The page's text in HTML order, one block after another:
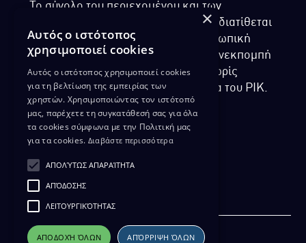
Το σύνολο του περιεχομένου και των
υπηρεσιών της ιστοσελίδας του ΡΙΚ διατίθεται
στους επισκέπτες αυστηρά για προσωπική
χρήση. Απαγορεύεται η χρήση ή επανεκπομπή
του, σε οποιοδήποτε μορφή, με ή χωρίς
επεξεργασία και χωρίς γραπτή άδεια του ΡΙΚ.
ΔΙΚΑΙΩΜΑ ΠΡΟΣΤΑΣΙΑΣ ΔΕΔΟΜΕΝΩΝ
ΔΙΑΘΕΣΗ ΑΡΧΕΙΑΚΟΥ ΥΛΙΚΟΥ
ΠΟΛΙΤΙΚΗ ΑΠΟΡΡΗΤΟΥ EUROVISION
×
Αυτός ο ιστότοπος
χρησιμοποιεί cookies
Αυτός ο ιστότοπος χρησιμοποιεί cookies
για τη βελτίωση της εμπειρίας των
χρηστών. Χρησιμοποιώντας τον ιστότοπό
μας, παρέχετε τη συγκατάθεσή σας για όλα
τα cookies σύμφωνα με την Πολιτική μας
για τα cookies. Διαβάστε περισσότερα
ΑΠΟΛΎΤΩΣ ΑΠΑΡΑΊΤΗΤΑ
ΑΠΌΔΟΣΗΣ
ΛΕΙΤΟΥΡΓΙΚΌΤΗΤΑΣ
ΑΠΟΔΟΧΉ ΌΛΩΝ ΑΠΌΡΡΙΨΗ ΌΛΩΝ